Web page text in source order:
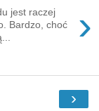
›
jest raczej
Bardzo, choć
›